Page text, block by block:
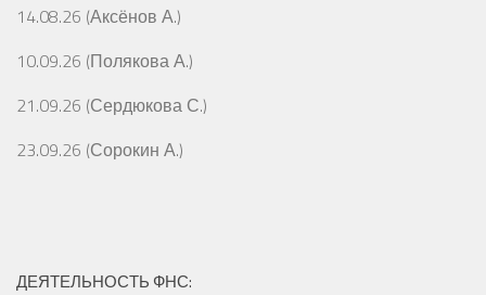
14.08.26 (Аксёнов А.)
10.09.26 (Полякова А.)
21.09.26 (Сердюкова С.)
23.09.26 (Сорокин А.)
ДЕЯТЕЛЬНОСТЬ ФНС: